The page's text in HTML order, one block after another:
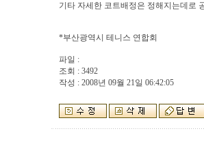
기타 자세한 코트배정은 정해지는데로
*부산광역시 테니스 연합회
파일 :
조회 : 3492
작성 : 2008년 09월 21일 06:42:05